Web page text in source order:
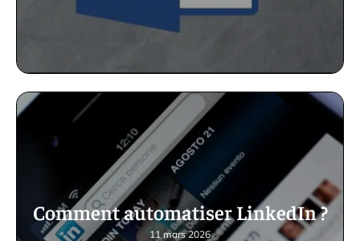
Comment automatiser LinkedIn ?
11 mars 2026